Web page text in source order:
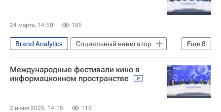
24 марта, 14:50 185
Еще8
Brand Analytics
Социальный навигатор
СН_Образование
Москва
Саратов
Андрей Блинов
Международные фестивали кино в
информационном пространстве
2 июня 2025, 14:15 119